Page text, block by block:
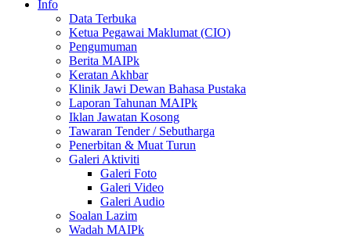
Info
Data Terbuka
Ketua Pegawai Maklumat (CIO)
Pengumuman
Berita MAIPk
Keratan Akhbar
Klinik Jawi Dewan Bahasa Pustaka
Laporan Tahunan MAIPk
Iklan Jawatan Kosong
Tawaran Tender / Sebutharga
Penerbitan & Muat Turun
Galeri Aktiviti
Galeri Foto
Galeri Video
Galeri Audio
Soalan Lazim
Wadah MAIPk